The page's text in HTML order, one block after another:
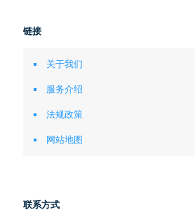
链接
关于我们
服务介绍
法规政策
网站地图
联系方式